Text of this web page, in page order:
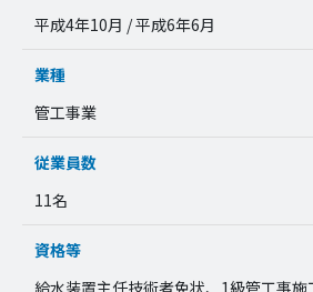
平成4年10月 / 平成6年6月
業種
管工事業
従業員数
11名
資格等
給水装置主任技術者免状、1級管工事施